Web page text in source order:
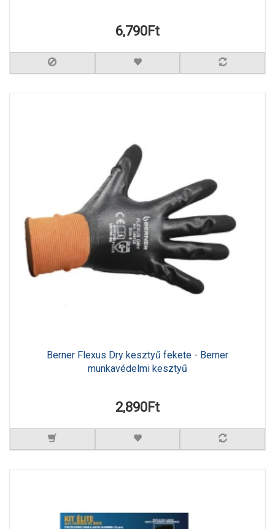
6,790Ft
Berner Flexus Dry kesztyű fekete - Berner
munkavédelmi kesztyű
2,890Ft